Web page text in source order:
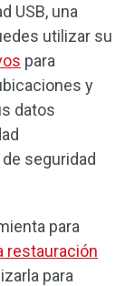
USB, una
utilizar su
para
y
datos
seguridad
para
restauración
para